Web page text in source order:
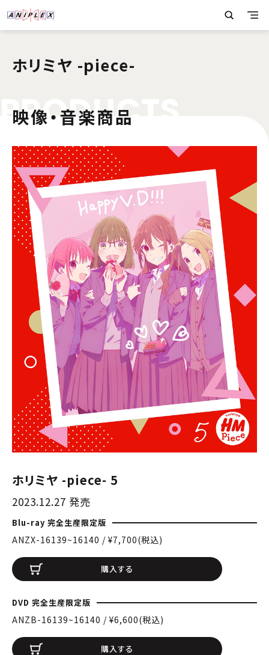
ホリミヤ -piece-
PRODUC
映像・音楽商品
ホリミヤ -piece- 5
2023.12.27 発売
Blu-ray 完全生産限定版
ANZX-16139~16140 / ¥7,700(税込)
購入する
DVD 完全生産限定版
ANZB-16139~16140 / ¥6,600(税込)
購入する